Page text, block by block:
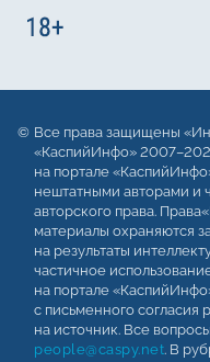
Все права защищены
«КаспийИнфо»
на портале
нештатными авторами и
авторского права.
материалы охраняются
на результаты
частичное
на портале
с письменного согласия
на источник. Все
people@caspy.net. В